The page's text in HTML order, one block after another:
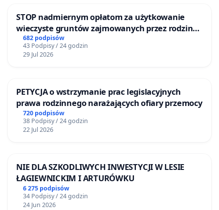
STOP nadmiernym opłatom za użytkowanie
wieczyste gruntów zajmowanych przez rodzinne
ogrody działkowe.
682 podpisów
43 Podpisy / 24 godzin
29 Jul 2026
PETYCJA o wstrzymanie prac legislacyjnych
prawa rodzinnego narażających ofiary przemocy
720 podpisów
38 Podpisy / 24 godzin
22 Jul 2026
NIE DLA SZKODLIWYCH INWESTYCJI W LESIE
ŁAGIEWNICKIM I ARTURÓWKU
6 275 podpisów
34 Podpisy / 24 godzin
24 Jun 2026